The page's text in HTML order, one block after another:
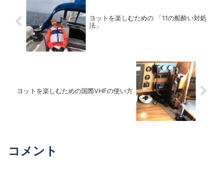
ヨットを楽しむための 「11の船酔い対処
法」
ヨットを楽しむための国際VHFの使い方
コメント